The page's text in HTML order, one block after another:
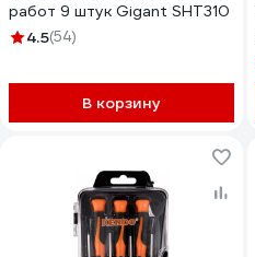
работ 9 штук Gigant SHT310
4.5(54)
В корзину